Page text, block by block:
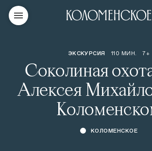
ЭКСКУРСИЯ 110 МИН. 7+
Соколиная
Алексея
КОЛОМЕНСКОЕ